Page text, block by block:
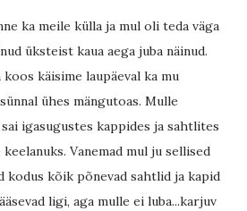
ka meile külla ja mul oli teda väga
üksteist kaua aega juba näinud.
koos käisime laupäeval ka mu
ühes mängutoas. Mulle
igasugustes kappides ja sahtlites
Vanemad mul ju sellised
kodus kõik põnevad sahtlid ja kapid
ligi, aga mulle ei luba...karjuv